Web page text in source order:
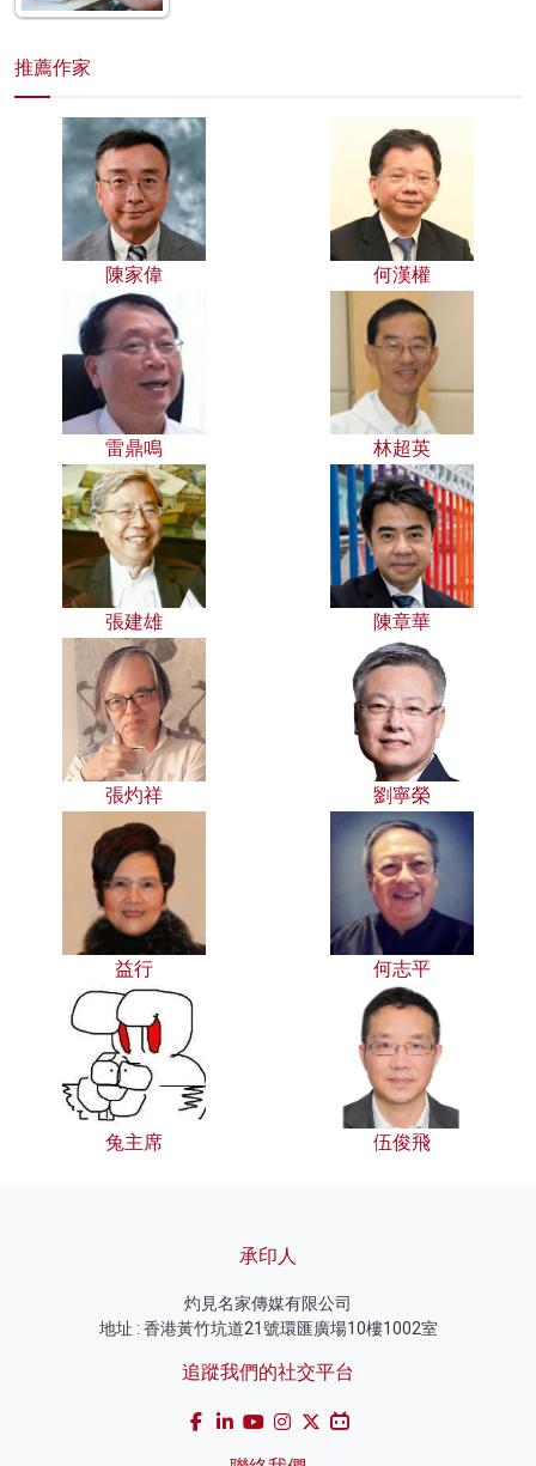
推薦作家
陳家偉 何漢權
雷鼎鳴 林超英
張建雄 陳章華
張灼祥 劉寧榮
益行 何志平
兔主席 伍俊飛
承印人
灼見名家傳媒有限公司
地址 : 香港黃竹坑道21號環匯廣場10樓1002室
追蹤我們的社交平台